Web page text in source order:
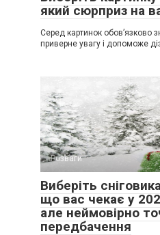
який сюрприз на
Серед картинок обов’язково
приверне увагу і допоможе
Розваги
Виберіть
що вас чекає у
але неймовірно
передбачення